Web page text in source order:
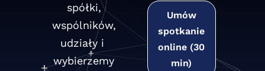
spółki,
wspólników,
udziały i
wybierzemy
Umów
spotkanie
online (30
min)